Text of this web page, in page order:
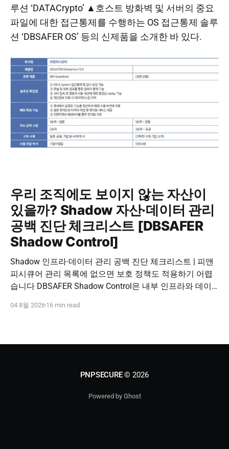
루션 ‘DATACrypto’ ▲호스트 방화벽 및 서버의 중요
파일에 대한 접근통제를 수행하는 OS 접근통제 솔루
션 ‘DBSAFER OS’ 등의 신제품을 소개한 바 있다.
우리 조직에도 보이지 않는 자산이
있을까? Shadow 자산·데이터 관리
공백 진단 체크리스트 [DBSAFER
Shadow Control]
Shadow 인프라·데이터 관리 공백 진단 체크리스트 | 피앤
피시큐어 관리 목록에 없으면 보호 정책도 적용하기 어렵
습니다 DBSAFER Shadow Control은 내부 인프라와 데이
나의 보안 운영 흐름으로 제공합니다. DBSAFER Shadow
04 8월 2026 16 min read
PNPSECURE© 2026
Powered by Ghost